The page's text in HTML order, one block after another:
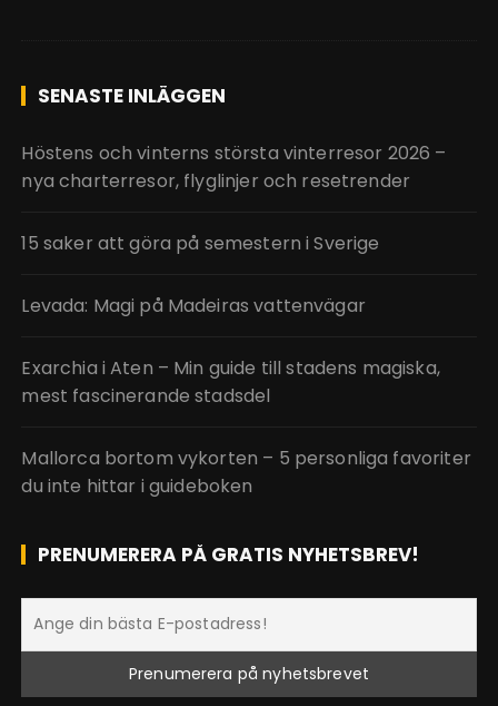
SENASTE INLÄGGEN
Höstens och vinterns största vinterresor 2026 –
nya charterresor, flyglinjer och resetrender
15 saker att göra på semestern i Sverige
Levada: Magi på Madeiras vattenvägar
Exarchia i Aten – Min guide till stadens magiska,
mest fascinerande stadsdel
Mallorca bortom vykorten – 5 personliga favoriter
du inte hittar i guideboken
PRENUMERERA PÅ GRATIS NYHETSBREV!